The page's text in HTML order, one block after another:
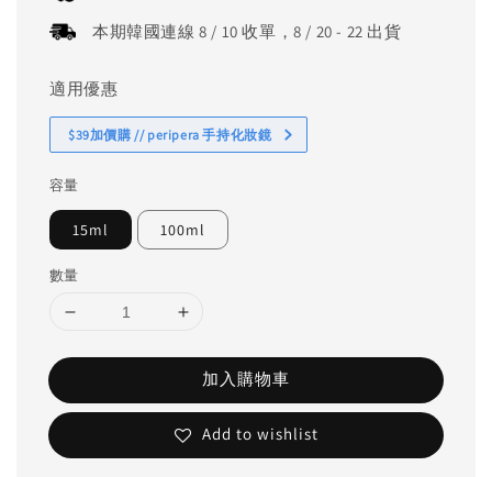
本期韓國連線 8 / 10 收單，8 / 20 - 22 出貨
適用優惠
$39加價購 // peripera 手持化妝鏡
容量
15ml 100ml
數量
加入購物車
Add to wishlist